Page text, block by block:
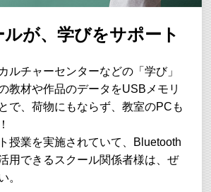
が、学びをサポート
ルチャーセンターなどの「学び」
教材や作品のデータをUSBメモリ
で、荷物にもならず、教室のPCも
授業を実施されていて、Bluetooth
用できるスクール関係者様は、ぜ
。